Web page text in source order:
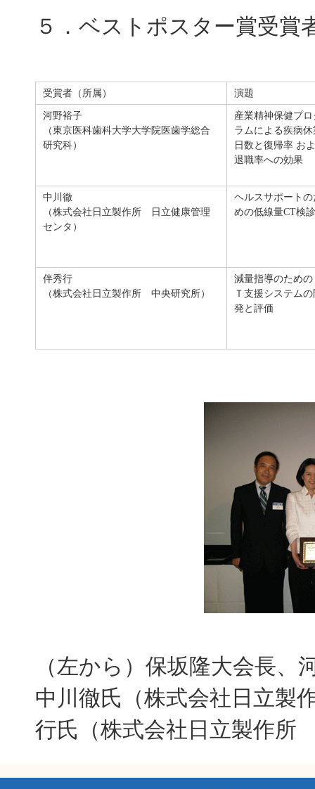
５．ベストポスター賞受賞
受賞者（所属） 演題
河野裕子
（東京医科歯科大学大学院医歯学総合
研究科）
産業精神保健プロ
ラムによる疾病休
日数と復帰率 お
退職率への効果
中川徹
（株式会社日立製作所 日立健康管理
センタ）
ヘルスサポートの
めの低線量CT検診
伴秀行
（株式会社日立製作所 中央研究所）
減量指導のための
Ｔ支援システムの
発と評価
（左から）保坂隆大会長、
中川徹氏（株式会社日立
行氏（株式会社日立製作所